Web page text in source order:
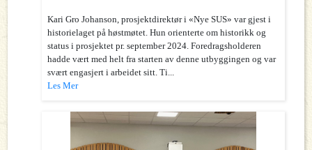
Kari Gro Johanson, prosjektdirektør i «Nye SUS» var gjest i
historielaget på høstmøtet. Hun orienterte om historikk og
status i prosjektet pr. september 2024. Foredragsholderen
hadde vært med helt fra starten av denne utbyggingen og var
svært engasjert i arbeidet sitt. Ti...
Les Mer